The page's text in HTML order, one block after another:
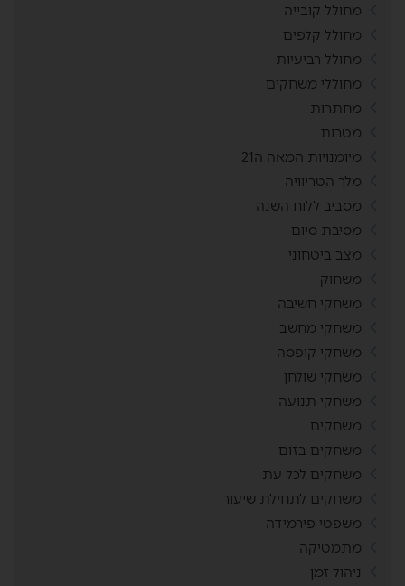
מחולל קובייה
מחולל קלפים
מחולל רביעיות
מחוללי משחקים
מחתרות
מטרות
מיומנויות המאה ה21
מלך הטריוויה
מסביב ללוח השנה
מסיבת סיום
מצב ביטחוני
משחוק
משחקי חשיבה
משחקי מחשב
משחקי קופסה
משחקי שולחן
משחקי תנועה
משחקים
משחקים בזום
משחקים לכל עת
משחקים לתחילת שיעור
משפטי פירמידה
מתמטיקה
ניהול זמן